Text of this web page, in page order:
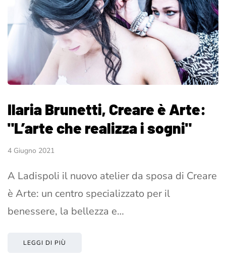
Ilaria Brunetti, Creare è Arte:
"L’arte che realizza i sogni"
4 Giugno 2021
A Ladispoli il nuovo atelier da sposa di Creare
è Arte: un centro specializzato per il
benessere, la bellezza e…
LEGGI DI PIÙ